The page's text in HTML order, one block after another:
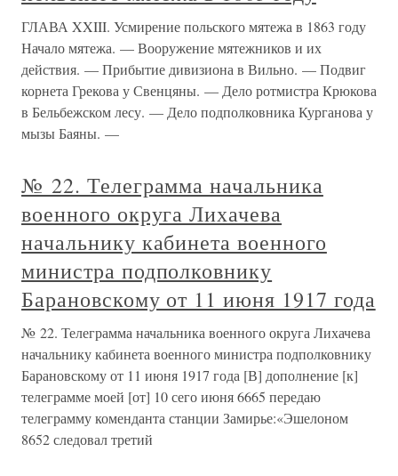
ГЛАВА XXIII. Усмирение польского мятежа в 1863 году
Начало мятежа. — Вооружение мятежников и их
действия. — Прибытие дивизиона в Вильно. — Подвиг
корнета Грекова у Свенцяны. — Дело ротмистра Крюкова
в Бельбежском лесу. — Дело подполковника Курганова у
мызы Баяны. —
№ 22. Телеграмма начальника
военного округа Лихачева
начальнику кабинета военного
министра подполковнику
Барановскому от 11 июня 1917 года
№ 22. Телеграмма начальника военного округа Лихачева
начальнику кабинета военного министра подполковнику
Барановскому от 11 июня 1917 года [В] дополнение [к]
телеграмме моей [от] 10 сего июня 6665 передаю
телеграмму коменданта станции Замирье:«Эшелоном
8652 следовал третий